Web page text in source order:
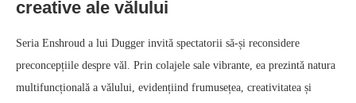
creative ale vălului
Seria Enshroud a lui Dugger invită spectatorii să-și reconsidere
preconcepțiile despre văl. Prin colajele sale vibrante, ea prezintă natura
multifuncțională a vălului, evidențiind frumusețea, creativitatea și